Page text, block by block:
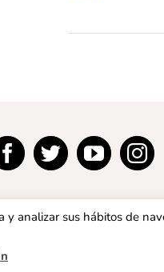
analizar sus hábitos de